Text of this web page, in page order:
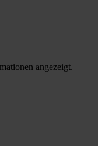
angezeigt.